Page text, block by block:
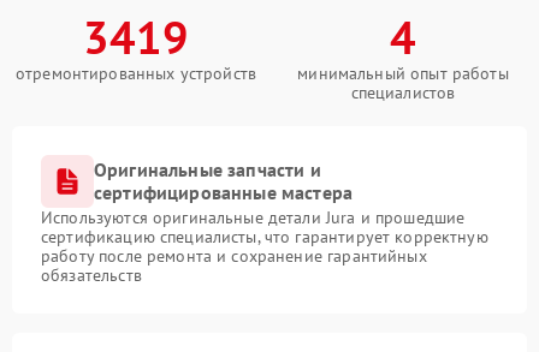
3419
отремонтированных устройств
4
минимальный опыт работы
специалистов
Оригинальные запчасти и
сертифицированные мастера
Используются оригинальные детали Jura и прошедшие
сертификацию специалисты, что гарантирует корректную
работу после ремонта и сохранение гарантийных
обязательств